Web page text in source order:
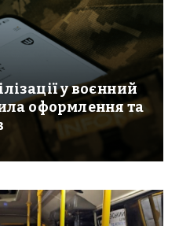
у воєнний
оформлення та